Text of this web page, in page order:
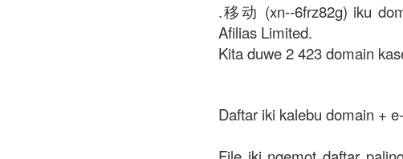
.移动 (xn--6frz82g) iku
Afilias Limited.
Kita duwe 2 423 domain
Daftar iki kalebu domain +